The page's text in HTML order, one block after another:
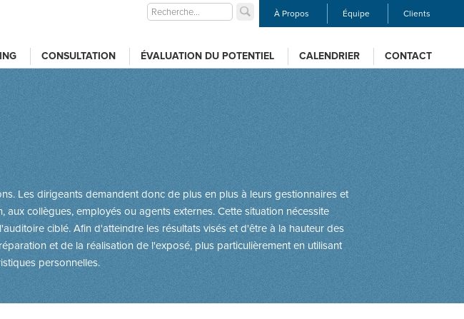
À Propos Équipe Clients
CONSULTATION ÉVALUATION DU POTENTIEL CALENDRIER CONTACT
Les dirigeants demandent donc de plus en plus à leurs gestionnaires et
collègues, employés ou agents externes. Cette situation nécessite
ciblé. Afin d'atteindre les résultats visés et d'être à la hauteur des
et de la réalisation de l'exposé, plus particulièrement en utilisant
personnelles.